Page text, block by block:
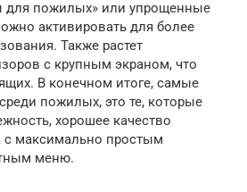
для пожилых» или упрощенные
активировать для более
Также растет
с крупным экраном, что
В конечном итоге, самые
пожилых, это те, которые
хорошее качество
с максимально простым
меню.